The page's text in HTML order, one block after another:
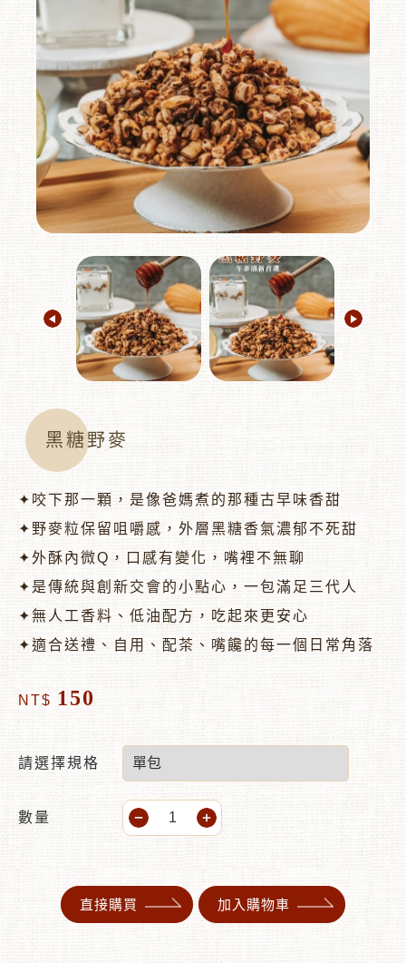
黑糖野麥
✦咬下那一顆，是像爸媽煮的那種古早味香甜
✦野麥粒保留咀嚼感，外層黑糖香氣濃郁不死甜
✦外酥內微Q，口感有變化，嘴裡不無聊
✦是傳統與創新交會的小點心，一包滿足三代人
✦無人工香料、低油配方，吃起來更安心
✦適合送禮、自用、配茶、嘴饞的每一個日常角落
NT$ 150
請選擇規格
數量
直接購買 加入購物車